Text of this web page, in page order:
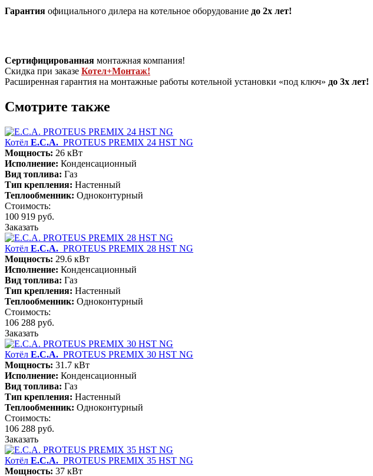
Гарантия официального дилера на котельное оборудование до 2х лет!
Сертифицированная монтажная компания!
Скидка при заказе Котел+Монтаж!
Расширенная гарантия на монтажные работы котельной установки «под ключ» до 3х лет!
Смотрите также
Котёл E.C.A. PROTEUS PREMIX 24 HST NG
Мощность: 26 кВт
Исполнение: Конденсационный
Вид топлива: Газ
Тип крепления: Настенный
Теплообменник: Одноконтурный
Стоимость:
100 919 руб.
Заказать
Котёл E.C.A. PROTEUS PREMIX 28 HST NG
Мощность: 29.6 кВт
Исполнение: Конденсационный
Вид топлива: Газ
Тип крепления: Настенный
Теплообменник: Одноконтурный
Стоимость:
106 288 руб.
Заказать
Котёл E.C.A. PROTEUS PREMIX 30 HST NG
Мощность: 31.7 кВт
Исполнение: Конденсационный
Вид топлива: Газ
Тип крепления: Настенный
Теплообменник: Одноконтурный
Стоимость:
106 288 руб.
Заказать
Котёл E.C.A. PROTEUS PREMIX 35 HST NG
Мощность: 37 кВт